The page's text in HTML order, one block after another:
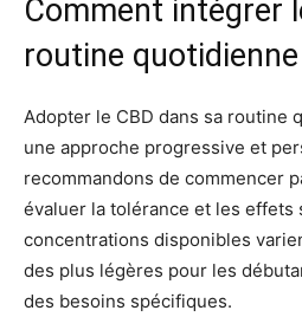
Comment intégrer
routine quotidienne
Adopter le CBD dans sa routine
une approche progressive et
recommandons de commencer
évaluer la tolérance et les effets
concentrations disponibles
des plus légères pour les
des besoins spécifiques.